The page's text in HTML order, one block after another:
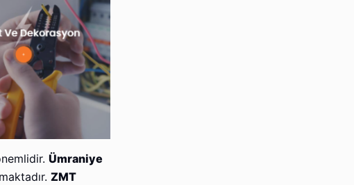
Ümraniye
ZMT